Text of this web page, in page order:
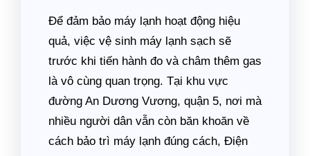
Để đảm bảo máy lạnh hoạt động hiệu
quả, việc vệ sinh máy lạnh sạch sẽ
trước khi tiến hành đo và châm thêm gas
là vô cùng quan trọng. Tại khu vực
đường An Dương Vương, quận 5, nơi mà
nhiều người dân vẫn còn băn khoăn về
cách bảo trì máy lạnh đúng cách, Điện